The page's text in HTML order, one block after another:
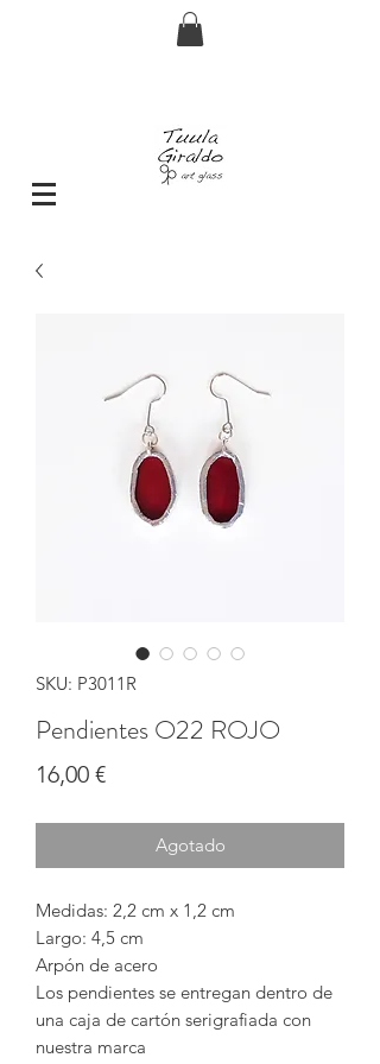
SKU: P3011R
Pendientes O22 ROJO
16,00 €Precio
Agotado
Medidas: 2,2 cm x 1,2 cm
Largo: 4,5 cm
Arpón de acero
Los pendientes se entregan dentro de
una caja de cartón serigrafiada con
nuestra marca